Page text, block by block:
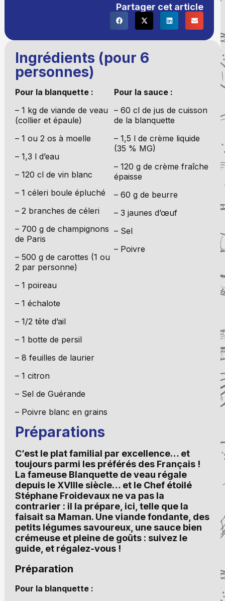
Partager cet article
Ingrédients (pour 6
personnes)
Pour la blanquette :
– 1 kg de viande de veau
(collier et épaule)
– 1 ou 2 os à moelle
– 1,3 l d’eau
– 120 cl de vin blanc
– 1 céleri boule épluché
– 2 branches de céleri
– 700 g de champignons
de Paris
– 500 g de carottes (1 ou
2 par personne)
– 1 poireau
– 1 échalote
– 1/2 tête d’ail
– 1 botte de persil
– 8 feuilles de laurier
– 1 citron
– Sel de Guérande
– Poivre blanc en grains
Pour la sauce :
– 60 cl de jus de cuisson
de la blanquette
– 1,5 l de crème liquide
(35 % MG)
– 120 g de crème fraîche
épaisse
– 60 g de beurre
– 3 jaunes d’œuf
– Sel
– Poivre
Préparations
C’est le plat familial par excellence… et
toujours parmi les préférés des Français !
La fameuse Blanquette de veau régale
depuis le XVIIIe siècle… et le Chef étoilé
Stéphane Froidevaux ne va pas la
contrarier : il la prépare, ici, telle que la
faisait sa Maman. Une viande fondante, des
petits légumes savoureux, une sauce bien
crémeuse et pleine de goûts : suivez le
guide, et régalez-vous !
Préparation
Pour la blanquette :